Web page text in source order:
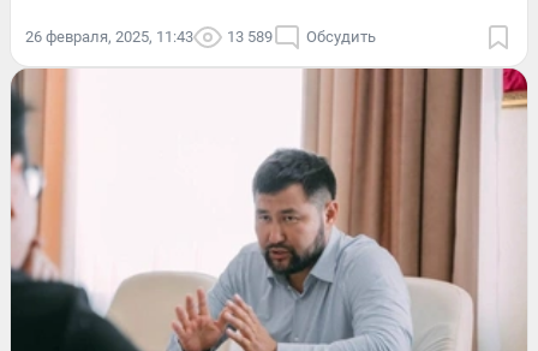
26 февраля, 2025, 11:43 13 589 Обсудить